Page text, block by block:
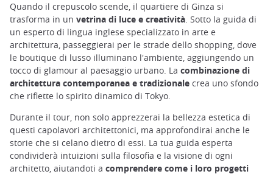
Quando il crepuscolo scende, il quartiere di Ginza si
trasforma in un vetrina di luce e creatività. Sotto la guida di
un esperto di lingua inglese specializzato in arte e
architettura, passeggierai per le strade dello shopping, dove
le boutique di lusso illuminano l'ambiente, aggiungendo un
tocco di glamour al paesaggio urbano. La combinazione di
architettura contemporanea e tradizionale crea uno sfondo
che riflette lo spirito dinamico di Tokyo.
Durante il tour, non solo apprezzerai la bellezza estetica di
questi capolavori architettonici, ma approfondirai anche le
storie che si celano dietro di essi. La tua guida esperta
condividerà intuizioni sulla filosofia e la visione di ogni
architetto, aiutandoti a comprendere come i loro progetti